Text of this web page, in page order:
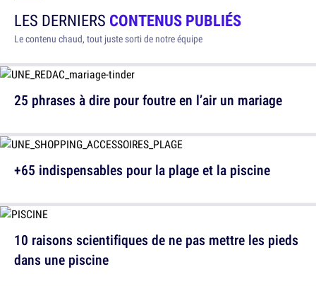
LES DERNIERS CONTENUS PUBLIÉS
Le contenu chaud, tout juste sorti de notre équipe
25 phrases à dire pour foutre en l’air un mariage
10 raisons scientifiques de ne pas mettre les pieds
dans une piscine
+65 indispensables pour la plage et la piscine